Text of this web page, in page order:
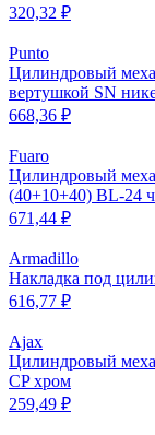
320,32 ₽
Punto
Цилиндровый
вертушкой SN
668,36 ₽
Fuaro
Цилиндровый
(40+10+40) BL-24
671,44 ₽
Armadillo
Накладка под
616,77 ₽
Ajax
Цилиндровый
CP хром
259,49 ₽